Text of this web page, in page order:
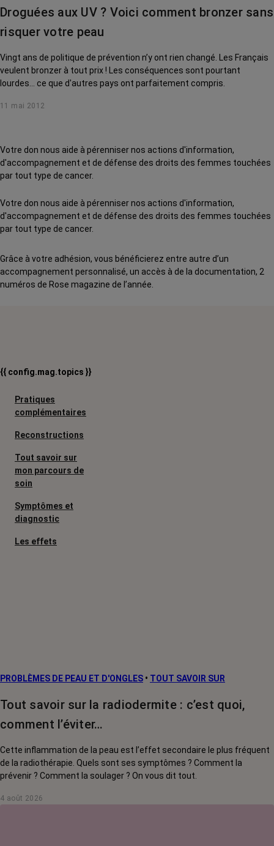
Droguées aux UV ? Voici comment bronzer sans
risquer votre peau
Vingt ans de politique de prévention n’y ont rien changé. Les Français
veulent bronzer à tout prix ! Les conséquences sont pourtant
lourdes... ce que d'autres pays ont parfaitement compris.
11 mai 2012
Votre don nous aide à pérenniser nos actions d'information,
d'accompagnement et de défense des droits des femmes touchées
par tout type de cancer.
Votre don nous aide à pérenniser nos actions d'information,
d'accompagnement et de défense des droits des femmes touchées
par tout type de cancer.
Grâce à votre adhésion, vous bénéficierez entre autre d’un
accompagnement personnalisé, un accès à de la documentation, 2
numéros de Rose magazine de l’année.
{{ config.mag.topics }}
Pratiques
complémentaires
Reconstructions
Tout savoir sur
mon parcours de
soin
Symptômes et
diagnostic
Les effets
Traitements
La vie autour
PROBLÈMES DE PEAU ET D'ONGLES • TOUT SAVOIR SUR
Tout savoir sur la radiodermite : c’est quoi,
comment l’éviter…
Cette inflammation de la peau est l’effet secondaire le plus fréquent
de la radiothérapie. Quels sont ses symptômes ? Comment la
prévenir ? Comment la soulager ? On vous dit tout.
4 août 2026